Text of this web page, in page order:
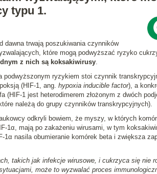
typu 1.
dawna trwają poszukiwania czynników
które mogą podwyższać ryzyko
z nich są koksakiwirusy.
podwyższonym ryzykiem stoi czynnik
(HIF-1, ang. hypoxia inducible factor), a
(HIF-1 jest heterodimerem złożonym z dwóch
należą do grupy czynników transkrypcyjnych).
odkryli bowiem, że myszy, w których
1α, mają po zakażeniu wirusami, w tym
nasila obumieranie komórek beta i zwiększa
takich jak infekcje wirusowe, i cukrzyca się nie
może to wyzwalać proces